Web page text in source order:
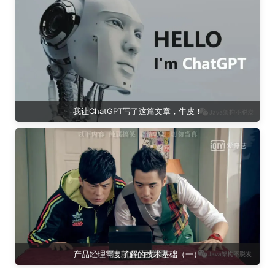
我让ChatGPT写了这篇文章，牛皮！
产品经理需要了解的技术基础（一）